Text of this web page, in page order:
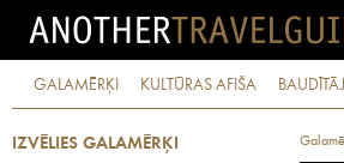
GALAMĒRĶI KULTŪRAS AFIŠA
IZVĒLIES GALAMĒRĶI